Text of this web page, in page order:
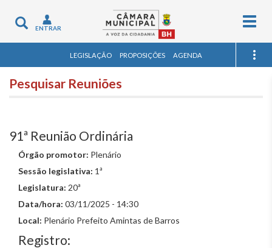
Toggle
navigation
ENTRAR
LEGISLAÇÃO PROPOSIÇÕES AGENDA
Pesquisar Reuniões
91ª Reunião Ordinária
Órgão promotor: Plenário
Sessão legislativa: 1ª
Legislatura: 20ª
Data/hora: 03/11/2025 - 14:30
Local: Plenário Prefeito Amintas de Barros
Registro: